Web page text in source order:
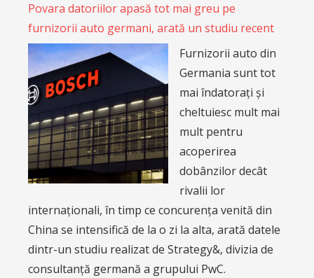
Povara datoriilor apasă tot mai greu pe
furnizorii auto germani, arată un studiu recent
Furnizorii auto din
Germania sunt tot
mai îndatorați și
cheltuiesc mult mai
mult pentru
acoperirea
dobânzilor decât
rivalii lor
internaționali, în timp ce concurența venită din
China se intensifică de la o zi la alta, arată datele
dintr-un studiu realizat de Strategy&, divizia de
consultanță germană a grupului PwC.